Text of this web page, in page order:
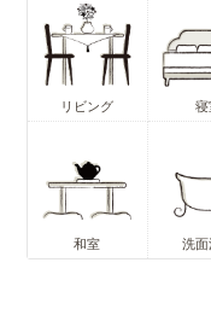
リビング 寝
和室 洗面